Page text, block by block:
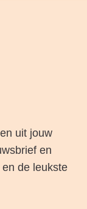
uit jouw
en
de leukste